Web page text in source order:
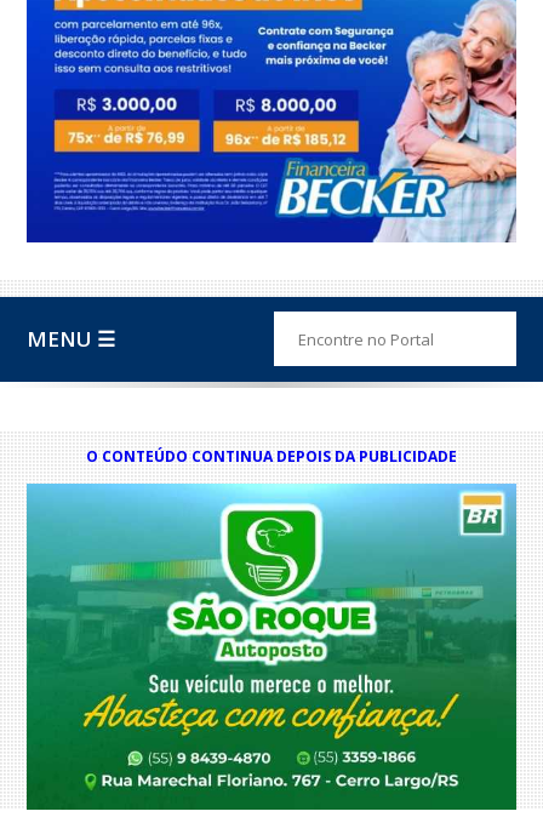
MENU ☰
O CONTEÚDO CONTINUA DEPOIS DA PUBLICIDADE